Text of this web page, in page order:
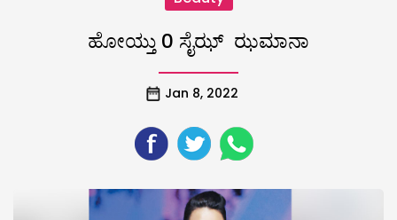
ಹೋಯ್ತು 0 ಸೈಝ್ ಝಮಾನಾ
Jan 8, 2022